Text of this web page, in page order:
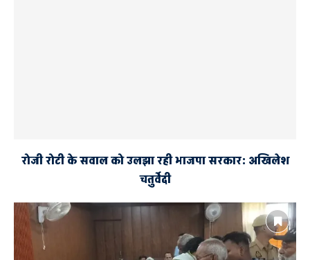
रोजी रोटी के सवाल को उलझा रही भाजपा सरकार: अखिलेश
चतुर्वेदी